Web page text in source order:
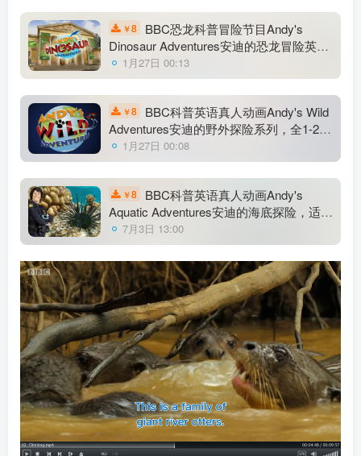
￥8
BBC恐龙科普冒险节目Andy's
Dinosaur Adventures安迪的恐龙冒险英文
版，全20集，1080P高清视频带英文字
幕，百度网盘下载！
1月27日 00:13
￥8
BBC科普英语真人动画Andy's Wild
Adventures安迪的野外探险系列，全1-2季
共40集，1080P高清视频带英文字幕，百
度网盘下载！
1月27日 00:08
￥8
BBC科普英语真人动画Andy's
Aquatic Adventures安迪的海底探险，适合
0-10岁，全2季共30集，1080P高清视频带
英文字幕，百度网盘下载！
7月3日 13:00